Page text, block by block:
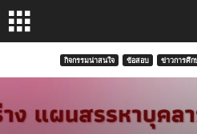
กิจกรรมน่าสนใจ ข้อสอบ ข่าวการศึก